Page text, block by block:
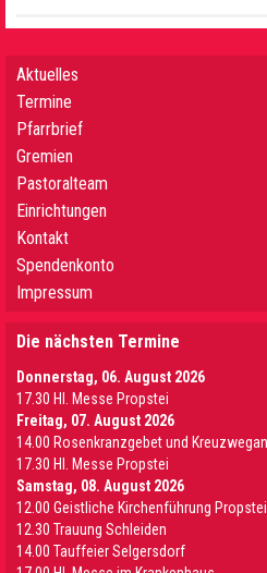
Aktuelles
Termine
Pfarrbrief
Gremien
Pastoralteam
Einrichtungen
Kontakt
Spendenkonto
Impressum
Die nächsten Termine
Donnerstag, 06. August 2026
17.30 Hl. Messe Propstei
Freitag, 07. August 2026
14.00 Rosenkranzgebet und
17.30 Hl. Messe Propstei
Samstag, 08. August 2026
12.00 Geistliche Kirchenführung Propstei
12.30 Trauung Schleiden
14.00 Tauffeier Selgersdorf